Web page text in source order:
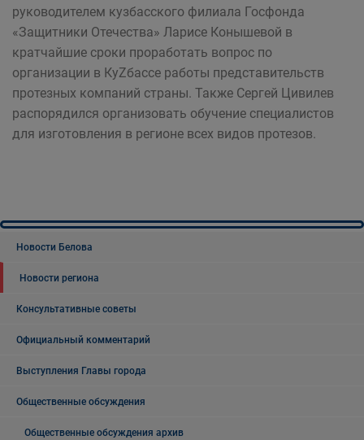
руководителем кузбасского филиала Госфонда
«Защитники Отечества» Ларисе Конышевой в
кратчайшие сроки проработать вопрос по
организации в КуZбассе работы представительств
протезных компаний страны. Также Сергей Цивилев
распорядился организовать обучение специалистов
для изготовления в регионе всех видов протезов.
Новости Белова
Новости региона
Консультативные советы
Официальный комментарий
Выступления Главы города
Общественные обсуждения
Общественные обсуждения архив